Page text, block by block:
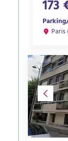
173
Paris